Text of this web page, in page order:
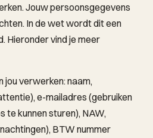
Jouw persoonsgegevens
In de wet wordt dit een
Hieronder vind je meer
jou verwerken: naam,
e-mailadres (gebruiken
te kunnen sturen), NAW,
BTW nummer